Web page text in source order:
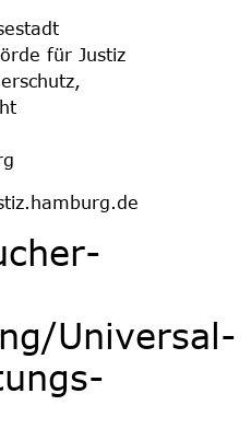
für Justiz
Universal­